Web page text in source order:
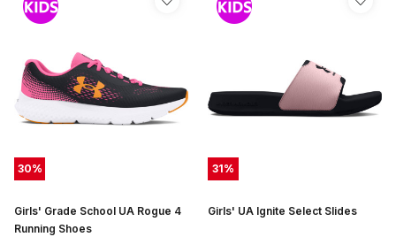
30%
Girls' Grade School UA Rogue 4
Running Shoes
31%
Girls' UA Ignite Select Slides